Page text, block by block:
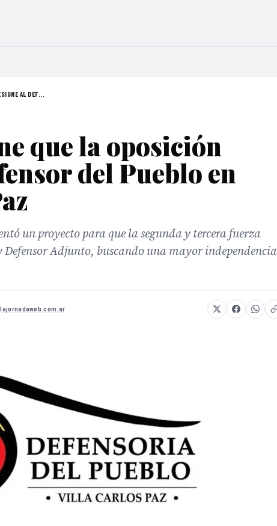
AL DEF...
que la oposición
del Pueblo en
un proyecto para que la segunda y tercera fuerza
Defensor Adjunto, buscando una mayor independencia
lajornadaweb.com.ar